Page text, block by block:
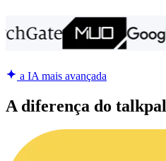
a IA mais avançada
A diferença do talkpal